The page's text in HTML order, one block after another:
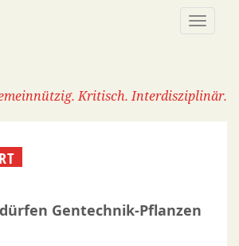
Kritisch. Interdisziplinär.
Gentechnik-Pflanzen